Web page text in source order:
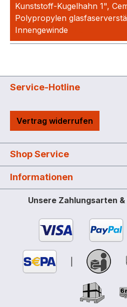
Kunststoff-Kugelhahn 1",
Polypropylen
Innengewinde
Service-Hotline
Vertrag widerrufen
Shop Service
Informationen
Unsere Zahlungsarten